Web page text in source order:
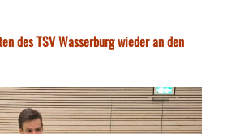
des TSV Wasserburg wieder an den